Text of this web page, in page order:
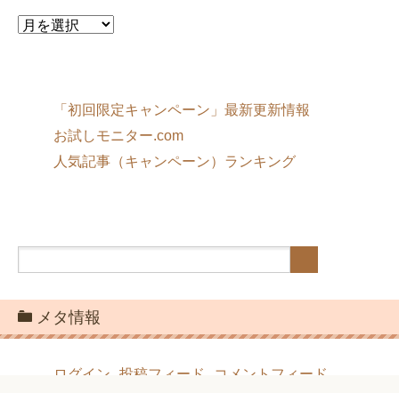
ア
「初回限定キャンペーン」最新更新情報
お試しモニター.com
人気記事（キャンペーン）ランキング
メタ情報
ログイン 投稿フィード
コメントフィード